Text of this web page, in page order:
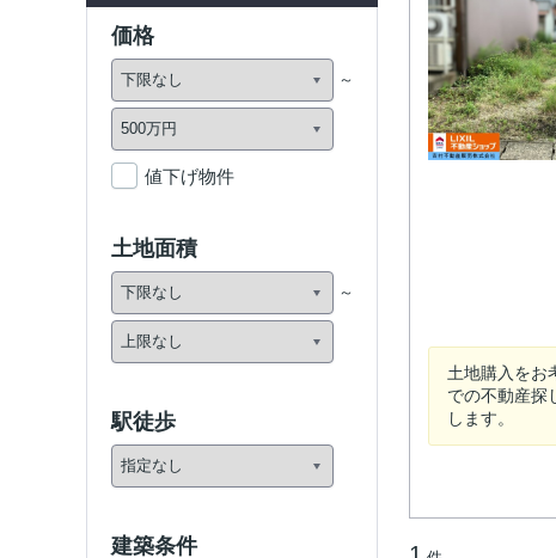
土地購入をお
での不動産探
します。
価格
値下げ物件
土地面積
駅徒歩
建築条件